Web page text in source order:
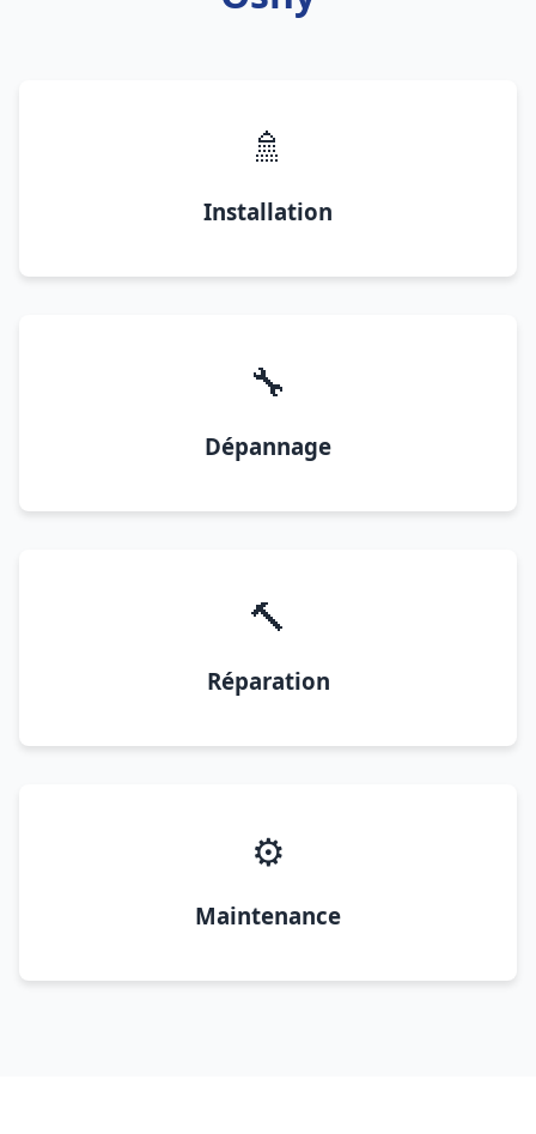
🚿
Installation
🔧
Dépannage
🔨
Réparation
⚙️
Maintenance